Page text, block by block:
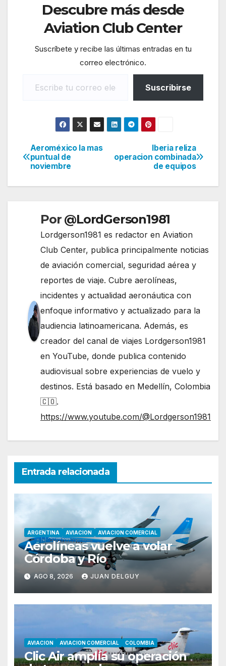
Descubre más desde
Aviation Club Center
Suscríbete y recibe las últimas entradas en tu
correo electrónico.
Suscribirse
Navegación
de
Iberia reliza
operacion combinada
de equipos
Aeroméxico la mas
puntual de
noviembre
Por @LordGerson1981
Lordgerson1981 es redactor en Aviation
Club Center, publica principalmente noticias
de aviación comercial, seguridad aérea y
reportes de viaje. Cubre aerolíneas,
incidentes y actualidad aeronáutica con
enfoque informativo y actualizado para la
audiencia latinoamericana. Además, es
creador del canal de viajes Lordgerson1981
en YouTube, donde publica contenido
audiovisual sobre experiencias de vuelo y
destinos. Está basado en Medellín, Colombia
🇨🇴.
https://www.youtube.com/@Lordgerson1981
Entrada relacionada
ARGENTINA AVIACION AVIACION COMERCIAL
Aerolíneas vuelve a volar
Córdoba y Río
AGO 8, 2026 JUAN DELGUY
AVIACION AVIACION COMERCIAL COLOMBIA
Clic Air amplía su operación